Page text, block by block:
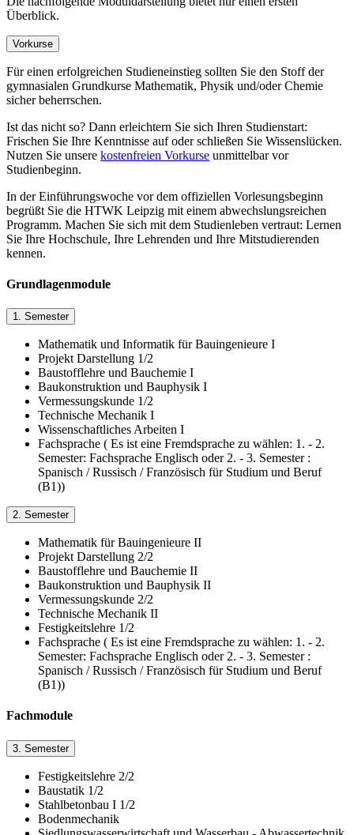
Überblick.
Vorkurse
Für einen erfolgreichen Studieneinstieg sollten Sie den Stoff der
gymnasialen Grundkurse Mathematik, Physik und/oder Chemie
sicher beherrschen.
Ist das nicht so? Dann erleichtern Sie sich Ihren Studienstart:
Frischen Sie Ihre Kenntnisse auf oder schließen Sie Wissenslücken.
Nutzen Sie unsere kostenfreien Vorkurse unmittelbar vor
Studienbeginn.
In der Einführungswoche vor dem offiziellen Vorlesungsbeginn
begrüßt Sie die HTWK Leipzig mit einem abwechslungsreichen
Programm. Machen Sie sich mit dem Studienleben vertraut: Lernen
Sie Ihre Hochschule, Ihre Lehrenden und Ihre Mitstudierenden
kennen.
Grundlagenmodule
1. Semester
Mathematik und Informatik für Bauingenieure I
Projekt Darstellung 1/2
Baustofflehre und Bauchemie I
Baukonstruktion und Bauphysik I
Vermessungskunde 1/2
Technische Mechanik I
Wissenschaftliches Arbeiten I
Fachsprache ( Es ist eine Fremdsprache zu wählen: 1. - 2.
Semester: Fachsprache Englisch oder 2. - 3. Semester :
Spanisch / Russisch / Französisch für Studium und Beruf
(B1))
2. Semester
Mathematik für Bauingenieure II
Projekt Darstellung 2/2
Baustofflehre und Bauchemie II
Baukonstruktion und Bauphysik II
Vermessungskunde 2/2
Technische Mechanik II
Festigkeitslehre 1/2
Fachsprache ( Es ist eine Fremdsprache zu wählen: 1. - 2.
Semester: Fachsprache Englisch oder 2. - 3. Semester :
Spanisch / Russisch / Französisch für Studium und Beruf
(B1))
Fachmodule
3. Semester
Festigkeitslehre 2/2
Baustatik 1/2
Stahlbetonbau I 1/2
Bodenmechanik